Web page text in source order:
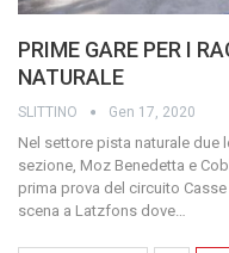
PRIME GARE PER I
NATURALE
SLITTINO Gen 17, 2020
Nel settore pista naturale due
sezione, Moz Benedetta e
prima prova del circuito
scena a Latzfons dove